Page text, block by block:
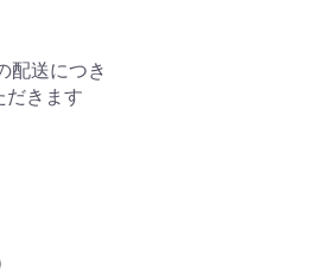
配送につき
だきます